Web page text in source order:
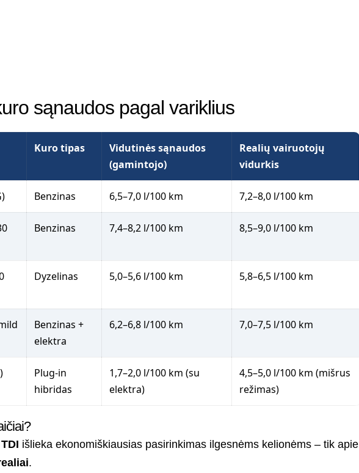
sąnaudos pagal variklius
Kuro tipas
Vidutinės sąnaudos
(gamintojo)
Realių vairuotojų
vidurkis
Benzinas 6,5–7,0 l/100 km 7,2–8,0 l/100 km
Benzinas 7,4–8,2 l/100 km 8,5–9,0 l/100 km
Dyzelinas 5,0–5,6 l/100 km 5,8–6,5 l/100 km
Benzinas +
elektra
6,2–6,8 l/100 km 7,0–7,5 l/100 km
Plug-in
hibridas
1,7–2,0 l/100 km (su
elektra)
4,5–5,0 l/100 km (mišrus
režimas)
išlieka ekonomiškiausias pasirinkimas ilgesnėms kelionėms – tik apie
.